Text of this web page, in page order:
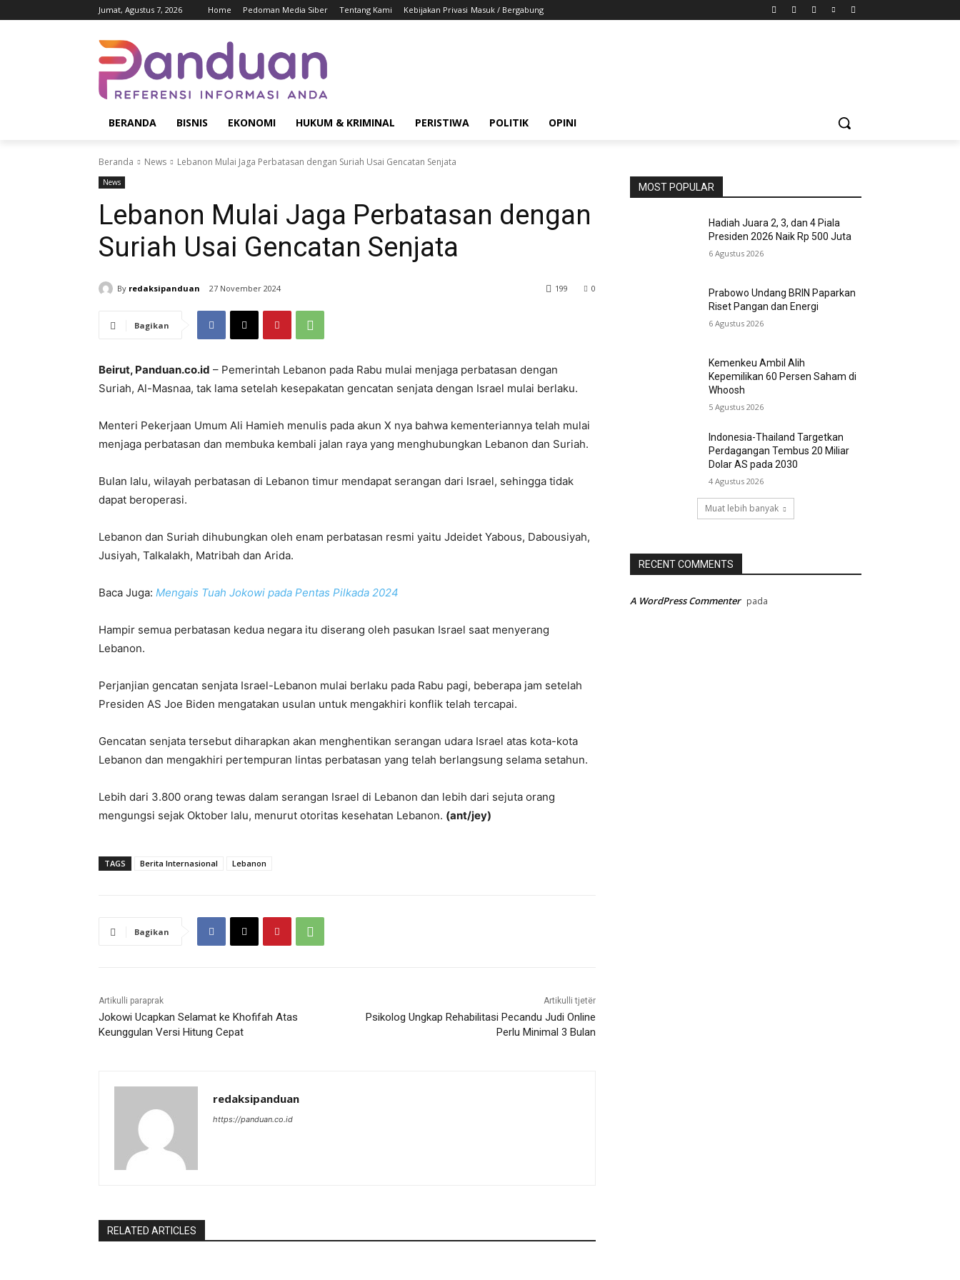
Jumat, Agustus 7, 2026 Home Pedoman Media Siber Tentang Kami Kebijakan Privasi Masuk / Bergabung
BERANDA BISNIS EKONOMI HUKUM & KRIMINAL PERISTIWA POLITIK OPINI
Beranda News Lebanon Mulai Jaga Perbatasan dengan Suriah Usai Gencatan Senjata
News
Lebanon Mulai Jaga Perbatasan dengan
Suriah Usai Gencatan Senjata
By redaksipanduan 27 November 2024 0
199
Bagikan
Beirut, Panduan.co.id – Pemerintah Lebanon pada Rabu mulai menjaga perbatasan dengan
Suriah, Al-Masnaa, tak lama setelah kesepakatan gencatan senjata dengan Israel mulai berlaku.
Menteri Pekerjaan Umum Ali Hamieh menulis pada akun X nya bahwa kementeriannya telah mulai
menjaga perbatasan dan membuka kembali jalan raya yang menghubungkan Lebanon dan Suriah.
Bulan lalu, wilayah perbatasan di Lebanon timur mendapat serangan dari Israel, sehingga tidak
dapat beroperasi.
Lebanon dan Suriah dihubungkan oleh enam perbatasan resmi yaitu Jdeidet Yabous, Dabousiyah,
Jusiyah, Talkalakh, Matribah dan Arida.
Baca Juga: Mengais Tuah Jokowi pada Pentas Pilkada 2024
Hampir semua perbatasan kedua negara itu diserang oleh pasukan Israel saat menyerang
Lebanon.
Perjanjian gencatan senjata Israel-Lebanon mulai berlaku pada Rabu pagi, beberapa jam setelah
Presiden AS Joe Biden mengatakan usulan untuk mengakhiri konflik telah tercapai.
Gencatan senjata tersebut diharapkan akan menghentikan serangan udara Israel atas kota-kota
Lebanon dan mengakhiri pertempuran lintas perbatasan yang telah berlangsung selama setahun.
Lebih dari 3.800 orang tewas dalam serangan Israel di Lebanon dan lebih dari sejuta orang
mengungsi sejak Oktober lalu, menurut otoritas kesehatan Lebanon. (ant/jey)
TAGS Berita Internasional Lebanon
Bagikan
Artikulli paraprak
Jokowi Ucapkan Selamat ke Khofifah Atas
Keunggulan Versi Hitung Cepat
Artikulli tjetër
Psikolog Ungkap Rehabilitasi Pecandu Judi Online
Perlu Minimal 3 Bulan
redaksipanduan
https://panduan.co.id
RELATED ARTICLES
MOST POPULAR
Hadiah Juara 2, 3, dan 4 Piala
Presiden 2026 Naik Rp 500 Juta
6 Agustus 2026
Prabowo Undang BRIN Paparkan
Riset Pangan dan Energi
6 Agustus 2026
Kemenkeu Ambil Alih
Kepemilikan 60 Persen Saham di
Whoosh
5 Agustus 2026
Indonesia-Thailand Targetkan
Perdagangan Tembus 20 Miliar
Dolar AS pada 2030
4 Agustus 2026
Muat lebih banyak
RECENT COMMENTS
A WordPress Commenter pada